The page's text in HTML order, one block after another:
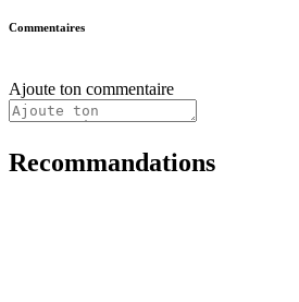
Commentaires
Ajoute ton commentaire
Recommandations